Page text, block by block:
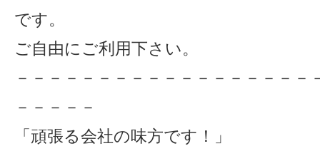
です。
ご自由にご利用下さい。
－－－－－－－－－－－－－－－－－－
－－－－－
「頑張る会社の味方です！」